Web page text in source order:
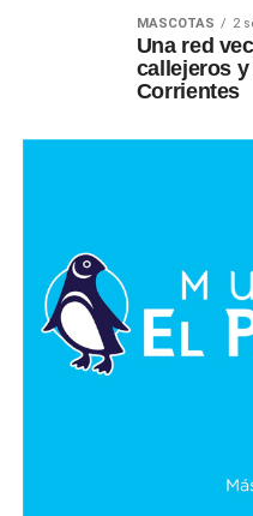
MASCOTAS 2
Una red
callejeros
Corrientes